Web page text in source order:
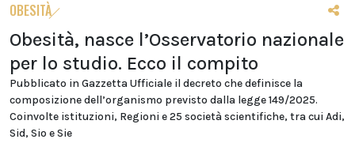
OBESITÀ
Obesità, nasce l’Osservatorio nazionale
per lo studio. Ecco il compito
Pubblicato in Gazzetta Ufficiale il decreto che definisce la
composizione dell’organismo previsto dalla legge 149/2025.
Coinvolte istituzioni, Regioni e 25 società scientifiche, tra cui Adi,
Sid, Sio e Sie